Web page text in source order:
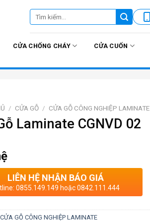
Tìm
kiếm:
CỬA CHỐNG CHÁY CỬA CUỐN
/ CỬA GỖ / CỬA GỖ CÔNG NGHIỆP LAMINATE
Laminate CGNVD 02
LIÊN HỆ NHẬN BÁO GIÁ
0855.149.149 hoặc 0842.111.444
CỬA GỖ CÔNG NGHIỆP LAMINATE